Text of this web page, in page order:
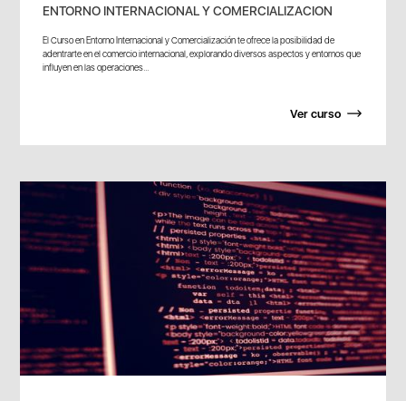
ENTORNO INTERNACIONAL Y COMERCIALIZACION
El Curso en Entorno Internacional y Comercialización te ofrece la posibilidad de
adentrarte en el comercio internacional, explorando diversos aspectos y entornos que
influyen en las operaciones...
Ver curso